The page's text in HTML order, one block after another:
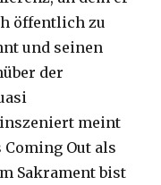
öffentlich zu
und seinen
der
meint
Coming Out als
Sakrament bist